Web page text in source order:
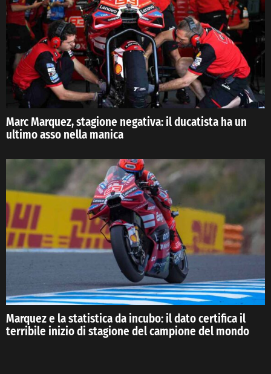
Marc Marquez, stagione negativa: il ducatista ha un
ultimo asso nella manica
Marquez e la statistica da incubo: il dato certifica il
terribile inizio di stagione del campione del mondo